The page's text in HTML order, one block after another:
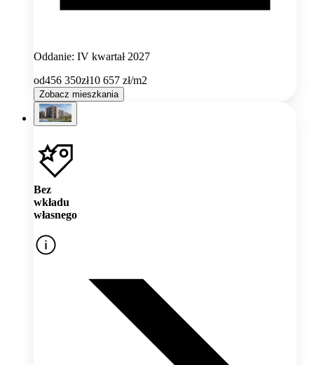
Oddanie: IV kwartał 2027
od456 350zł10 657 zł/m2
Zobacz mieszkania
Bez
wkładu
własnego